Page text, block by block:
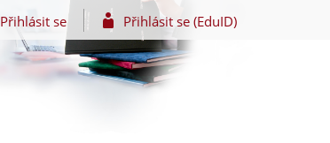
Přihlásit se Přihlásit se (EduID)